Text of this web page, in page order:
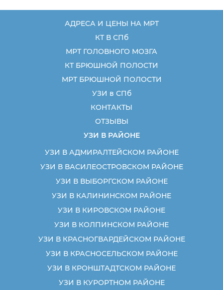
АДРЕСА И ЦЕНЫ НА МРТ
КТ В СПб
МРТ ГОЛОВНОГО МОЗГА
КТ БРЮШНОЙ ПОЛОСТИ
МРТ БРЮШНОЙ ПОЛОСТИ
УЗИ в СПб
КОНТАКТЫ
ОТЗЫВЫ
УЗИ В РАЙОНЕ
УЗИ В АДМИРАЛТЕЙСКОМ РАЙОНЕ
УЗИ В ВАСИЛЕОСТРОВСКОМ РАЙОНЕ
УЗИ В ВЫБОРГСКОМ РАЙОНЕ
УЗИ В КАЛИНИНСКОМ РАЙОНЕ
УЗИ В КИРОВСКОМ РАЙОНЕ
УЗИ В КОЛПИНСКОМ РАЙОНЕ
УЗИ В КРАСНОГВАРДЕЙСКОМ РАЙОНЕ
УЗИ В КРАСНОСЕЛЬСКОМ РАЙОНЕ
УЗИ В КРОНШТАДТСКОМ РАЙОНЕ
УЗИ В КУРОРТНОМ РАЙОНЕ